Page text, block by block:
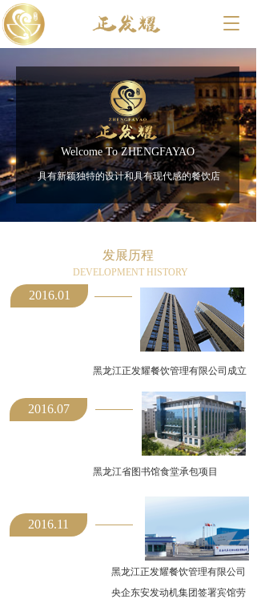
T
g
l
e
n
a
i
g
a
t
Welcome To ZHENGFAYAO
具有新颖独特的设计和具有现代感的餐饮店
发展历程
DEVELOPMENT HISTORY
2016.01
黑龙江正发耀餐饮管理有限公司成立
2016.07
黑龙江省图书馆食堂承包项目
2016.11
黑龙江正发耀餐饮管理有限公司
央企东安发动机集团签署宾馆劳